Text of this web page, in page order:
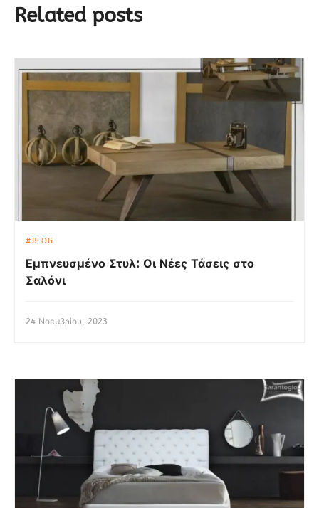
Related posts
BLOG
Εμπνευσμένο Στυλ: Οι Νέες Τάσεις στο
Σαλόνι
24 Νοεμβρίου, 2023